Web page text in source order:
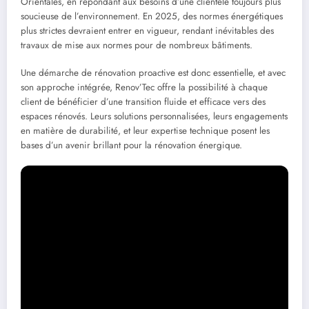
soucieuse de l’environnement. En 2025, des normes énergétiques
plus strictes devraient entrer en vigueur, rendant inévitables des
travaux de mise aux normes pour de nombreux bâtiments.
Une démarche de rénovation proactive est donc essentielle, et avec
son approche intégrée, Renov’Tec offre la possibilité à chaque
client de bénéficier d’une transition fluide et efficace vers des
espaces rénovés. Leurs solutions personnalisées, leurs engagements
en matière de durabilité, et leur expertise technique posent les
bases d’un avenir brillant pour la rénovation énergique.